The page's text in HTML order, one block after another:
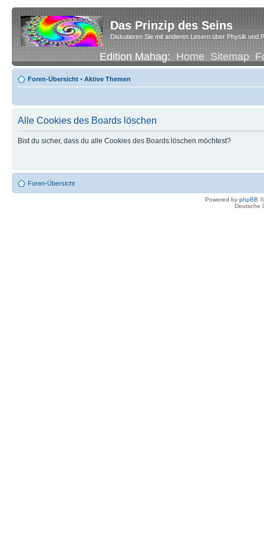
Das Prinzip des Seins
Diskutieren Sie mit anderen Lesern über Physik und
Edition Mahag:Home Sitemap
Foren-Übersicht • Aktive Themen
Alle Cookies des Boards löschen
Bist du sicher, dass du alle Cookies des Boards löschen möchtest?
Foren-Übersicht
Powered by phpBB
Deutsche